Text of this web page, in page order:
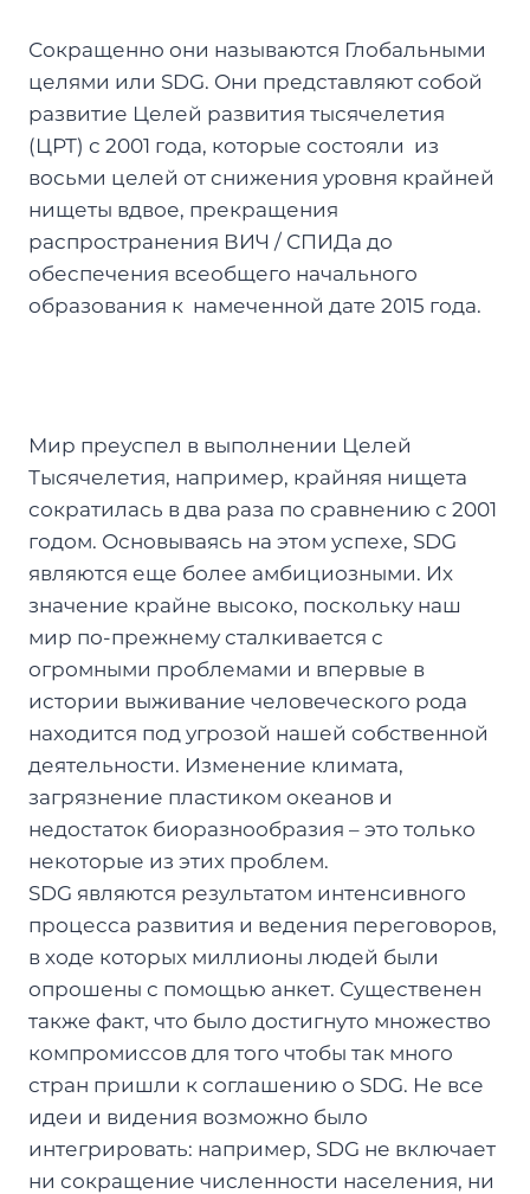
Сокращенно они называются Глобальными
целями или SDG. Они представляют собой
развитие Целей развития тысячелетия
(ЦРТ) с 2001 года, которые состояли из
восьми целей от снижения уровня крайней
нищеты вдвое, прекращения
распространения ВИЧ / СПИДа до
обеспечения всеобщего начального
образования к намеченной дате 2015 года.
Мир преуспел в выполнении Целей
Тысячелетия, например, крайняя нищета
сократилась в два раза по сравнению с 2001
годом. Основываясь на этом успехе, SDG
являются еще более амбициозными. Их
значение крайне высоко, поскольку наш
мир по-прежнему сталкивается с
огромными проблемами и впервые в
истории выживание человеческого рода
находится под угрозой нашей собственной
деятельности. Изменение климата,
загрязнение пластиком океанов и
недостаток биоразнообразия – это только
некоторые из этих проблем.
SDG являются результатом интенсивного
процесса развития и ведения переговоров,
в ходе которых миллионы людей были
опрошены с помощью анкет. Существенен
также факт, что было достигнуто множество
компромиссов для того чтобы так много
стран пришли к соглашению о SDG. Не все
идеи и видения возможно было
интегрировать: например, SDG не включает
ни сокращение численности населения, ни